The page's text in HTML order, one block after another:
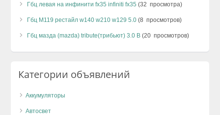
Гбц левая на инфинити fx35 infiniti fx35 (32 просмотра)
Гбц М119 рестайл w140 w210 w129 5.0 (8 просмотров)
Гбц мазда (mazda) tribute(трибьют) 3.0 B (20 просмотров)
Категории объявлений
Аккумуляторы
Автосвет